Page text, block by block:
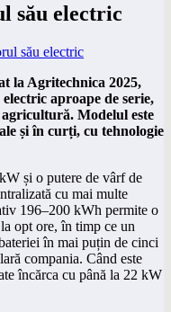
său electric
la Agritechnica 2025,
aproape de serie,
Modelul este
și în curți, cu tehnologie
și o putere de vârf de
cu mai multe
196–200 kWh permite o
opt ore, în timp ce un
în mai puțin de cinci
compania. Când este
încărca cu până la 22 kW